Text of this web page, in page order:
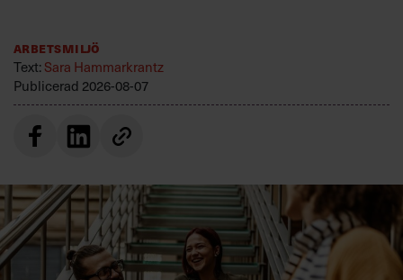
Arbetsmiljö
Text:Sara Hammarkrantz
Publicerad 2026-08-07